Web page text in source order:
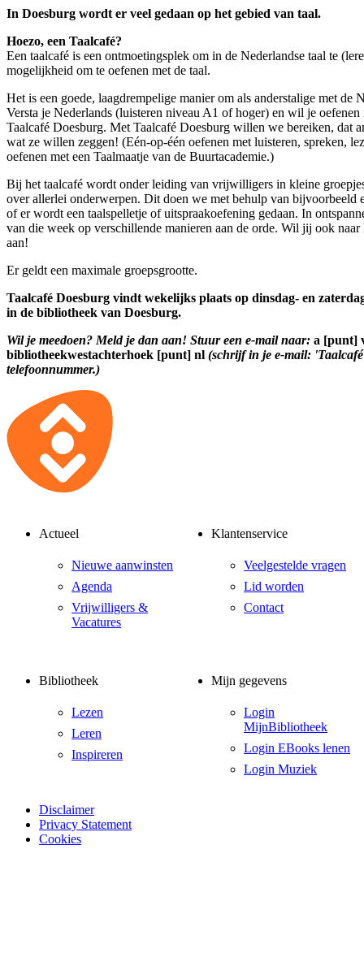
In Doesburg wordt er veel gedaan op het gebied van taal.
Hoezo, een Taalcafé?
Een taalcafé is een ontmoetingsplek om in de Nederlandse taal te
mogelijkheid om te oefenen met de taal.
Het is een goede, laagdrempelige manier om als anderstalige met de
Versta je Nederlands (luisteren niveau A1 of hoger) en wil je oefenen
Taalcafé Doesburg. Met Taalcafé Doesburg willen we bereiken, dat
wat ze willen zeggen! (Eén-op-één oefenen met luisteren, spreken,
oefenen met een Taalmaatje van de Buurtacademie.)
Bij het taalcafé wordt onder leiding van vrijwilligers in kleine
over allerlei onderwerpen. Dit doen we met behulp van bijvoorbeeld
of er wordt een taalspelletje of uitspraakoefening gedaan. In
van die week op verschillende manieren aan de orde. Wil jij ook naar
aan!
Er geldt een maximale groepsgrootte.
Taalcafé Doesburg vindt wekelijks plaats op dinsdag- en
in de bibliotheek van Doesburg.
Wil je meedoen? Meld je dan aan! Stuur een e-mail naar: a [punt]
bibliotheekwestachterhoek [punt] nl (schrijf in je e-mail:
telefoonnummer.)
Actueel
Nieuwe aanwinsten
Agenda
Vrijwilligers &
Vacatures
Klantenservice
Veelgestelde vragen
Lid worden
Contact
Bibliotheek
Lezen
Leren
Inspireren
Mijn gegevens
Login
MijnBibliotheek
Login EBooks lenen
Login Muziek
Disclaimer
Privacy Statement
Cookies